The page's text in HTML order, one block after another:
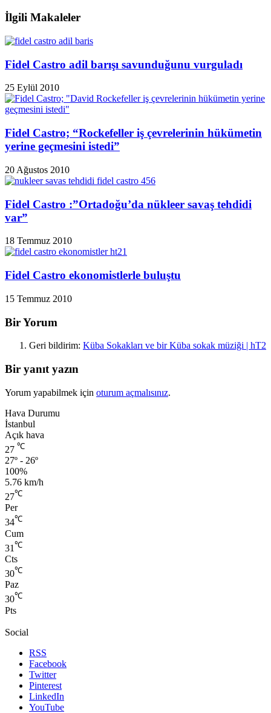
İlgili Makaleler
Fidel Castro adil barışı savunduğunu vurguladı
25 Eylül 2010
Fidel Castro; “Rockefeller iş çevrelerinin hükümetin
yerine geçmesini istedi”
20 Ağustos 2010
Fidel Castro :”Ortadoğu’da nükleer savaş tehdidi
var”
18 Temmuz 2010
Fidel Castro ekonomistlerle buluştu
15 Temmuz 2010
Bir Yorum
Geri bildirim: Küba Sokakları ve bir Küba sokak müziği | hT2
Bir yanıt yazın
Yorum yapabilmek için oturum açmalısınız.
Hava Durumu
İstanbul
Açık hava
27 ℃
27º - 26º
100%
5.76 km/h
27℃
Per
34℃
Cum
31 ℃
Cts
30℃
Paz
30℃
Pts
Social
RSS
Facebook
Twitter
Pinterest
LinkedIn
YouTube